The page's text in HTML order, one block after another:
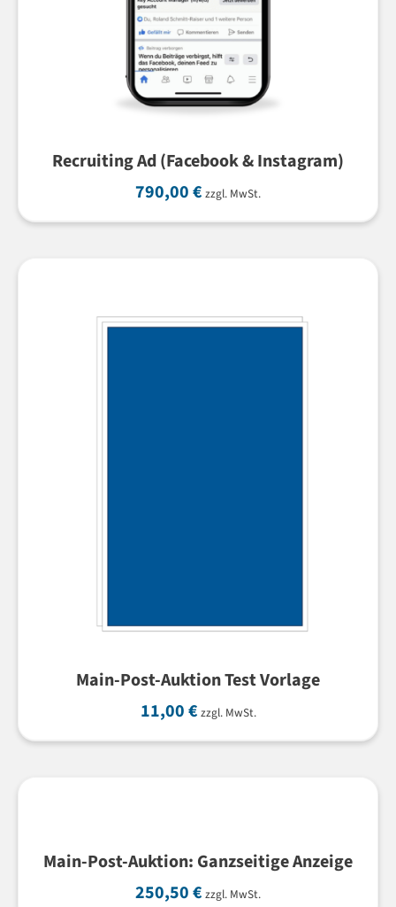
Recruiting Ad (Facebook & Instagram)
790,00€ zzgl. MwSt.
Main-Post-Auktion Test Vorlage
11,00€ zzgl. MwSt.
Main-Post-Auktion: Ganzseitige Anzeige
250,50€ zzgl. MwSt.